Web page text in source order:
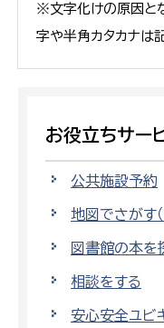
※文字化けの原因と
字や半角カタカナは
お役立ちサー
公共施設予約
地図でさがす
図書館の本を
相談をする
安心安全ユビ